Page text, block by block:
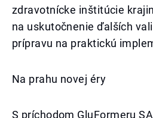
zdravotnícke inštitúcie
na uskutočnenie ďalších
prípravu na praktickú
Na prahu novej éry
S príchodom GluFormeru